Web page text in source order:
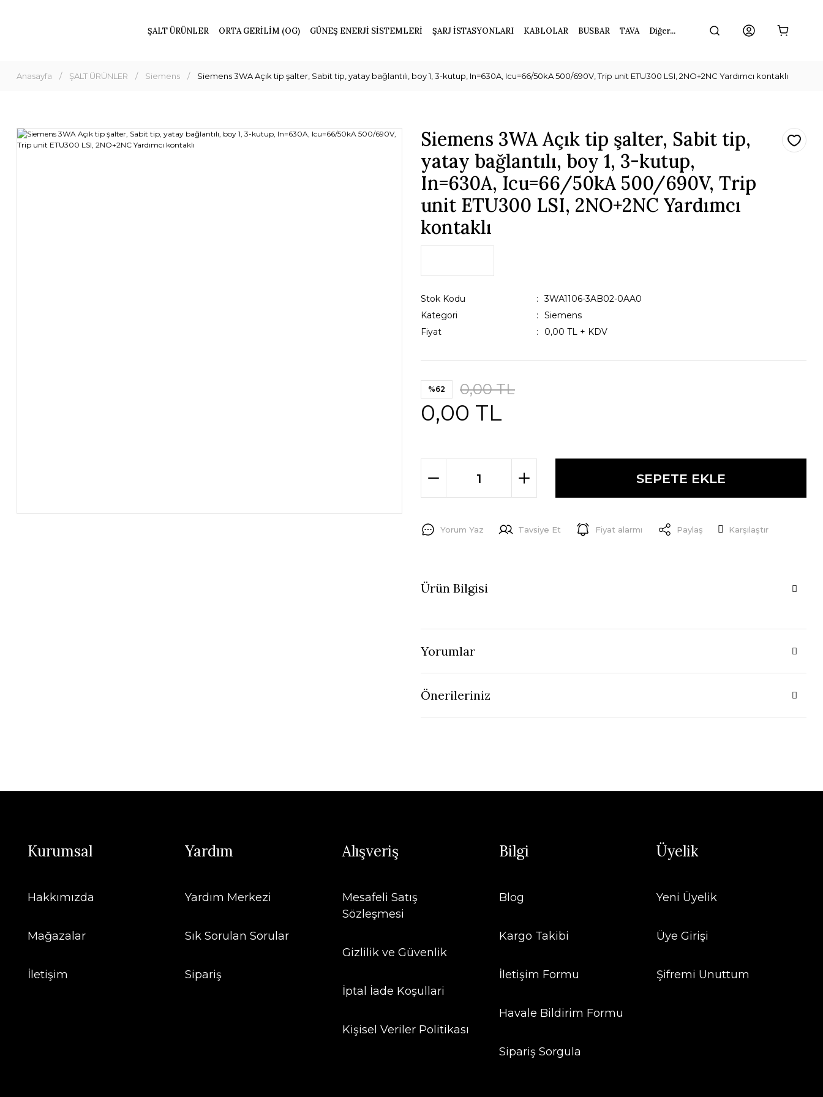
ŞALT ÜRÜNLER ORTA GERİLİM (OG) GÜNEŞ ENERJİ SİSTEMLERİ ŞARJ İSTASYONLARI KABLOLAR BUSBAR TAVA Diğer...
Anasayfa ŞALT ÜRÜNLER Siemens Siemens 3WA Açık tip şalter, Sabit tip, yatay bağlantılı, boy 1, 3-kutup, In=630A, Icu=66/50kA 500/690V, Trip unit ETU300 LSI, 2NO+2NC Yardımcı kontaklı
Siemens 3WA Açık tip şalter, Sabit tip,
yatay bağlantılı, boy 1, 3-kutup,
In=630A, Icu=66/50kA 500/690V, Trip
unit ETU300 LSI, 2NO+2NC Yardımcı
kontaklı
Stok Kodu
3WA1106-3AB02-0AA0
Kategori
Siemens
Fiyat
0,00 TL + KDV
%62 0,00 TL
0,00 TL
SEPETE EKLE
Yorum Yaz Tavsiye Et Fiyat alarmı Paylaş Karşılaştır
Ürün Bilgisi
Yorumlar
Önerileriniz
Kurumsal
Hakkımızda
Mağazalar
İletişim
Yardım
Yardım Merkezi
Sık Sorulan Sorular
Sipariş
Alışveriş
Mesafeli Satış
Sözleşmesi
Gizlilik ve Güvenlik
İptal İade Koşullari
Kişisel Veriler Politikası
Bilgi
Blog
Kargo Takibi
İletişim Formu
Havale Bildirim Formu
Sipariş Sorgula
Üyelik
Yeni Üyelik
Üye Girişi
Şifremi Unuttum